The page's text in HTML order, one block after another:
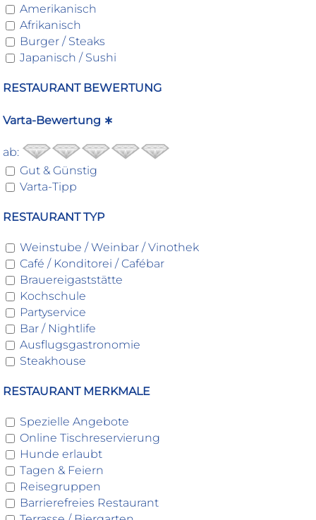
Amerikanisch
Afrikanisch
Burger / Steaks
Japanisch / Sushi
RESTAURANT BEWERTUNG
Varta-Bewertung ∗
ab:
Gut & Günstig
Varta-Tipp
RESTAURANT TYP
Weinstube / Weinbar / Vinothek
Café / Konditorei / Cafébar
Brauereigaststätte
Kochschule
Partyservice
Bar / Nightlife
Ausflugsgastronomie
Steakhouse
RESTAURANT MERKMALE
Spezielle Angebote
Online Tischreservierung
Hunde erlaubt
Tagen & Feiern
Reisegruppen
Barrierefreies Restaurant